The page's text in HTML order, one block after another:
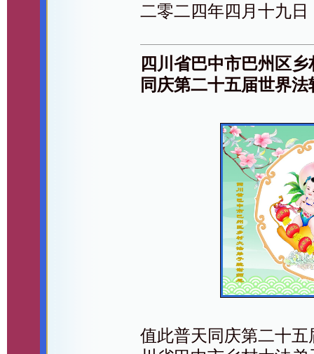
二零二四年四月十九日
四川省巴中市巴州区
同庆第二十五届世界
值此普天同庆第二十